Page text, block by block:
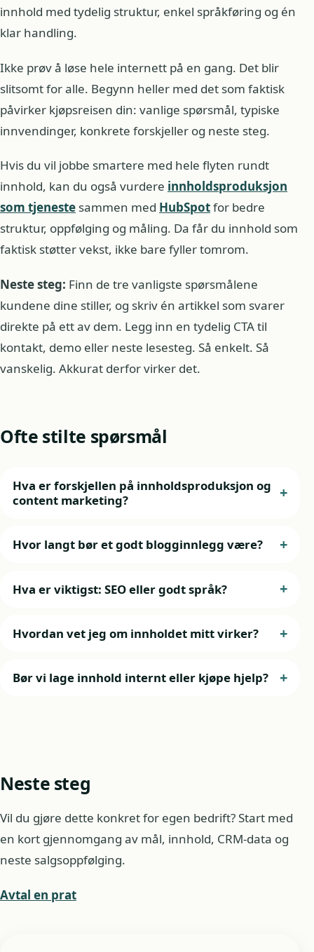
innhold med tydelig struktur, enkel språkføring og én
klar handling.
Ikke prøv å løse hele internett på en gang. Det blir
slitsomt for alle. Begynn heller med det som faktisk
påvirker kjøpsreisen din: vanlige spørsmål, typiske
innvendinger, konkrete forskjeller og neste steg.
Hvis du vil jobbe smartere med hele flyten rundt
innhold, kan du også vurdere innholdsproduksjon
som tjeneste sammen med HubSpotfor bedre
struktur, oppfølging og måling. Da får du innhold som
faktisk støtter vekst, ikke bare fyller tomrom.
Neste steg: Finn de tre vanligste spørsmålene
kundene dine stiller, og skriv én artikkel som svarer
direkte på ett av dem. Legg inn en tydelig CTA til
kontakt, demo eller neste lesesteg. Så enkelt. Så
vanskelig. Akkurat derfor virker det.
Ofte stilte spørsmål
Hva er forskjellen på innholdsproduksjon og
content marketing?
Hvor langt bør et godt blogginnlegg være?
Hva er viktigst: SEO eller godt språk?
Hvordan vet jeg om innholdet mitt virker?
Bør vi lage innhold internt eller kjøpe hjelp?
Neste steg
Vil du gjøre dette konkret for egen bedrift? Start med
en kort gjennomgang av mål, innhold, CRM-data og
neste salgsoppfølging.
Avtal en prat